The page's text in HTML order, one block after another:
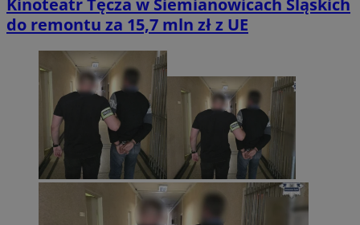
Kinoteatr Tęcza w Siemianowicach Śląskich
do remontu za 15,7 mln zł z UE